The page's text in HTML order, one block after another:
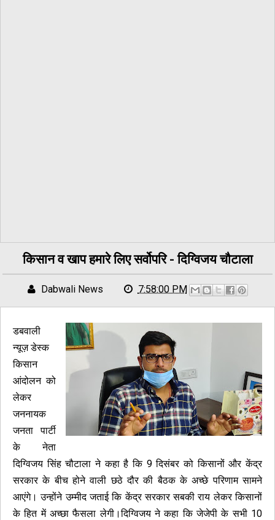
किसान व खाप हमारे लिए सर्वोपरि - दिग्विजय चौटाला
Dabwali News 7:58:00 PM
डबवाली
न्यूज़ डेस्क
किसान
आंदोलन को
लेकर
जननायक
जनता पार्टी
के नेता
दिग्विजय सिंह चौटाला ने कहा है कि 9 दिसंबर को किसानों और केंद्र
सरकार के बीच होने वाली छठे दौर की बैठक के अच्छे परिणाम सामने
आएंगे। उन्होंने उम्मीद जताई कि केंद्र सरकार सबकी राय लेकर किसानों
के हित में अच्छा फैसला लेगी।दिग्विजय ने कहा कि जेजेपी के सभी 10